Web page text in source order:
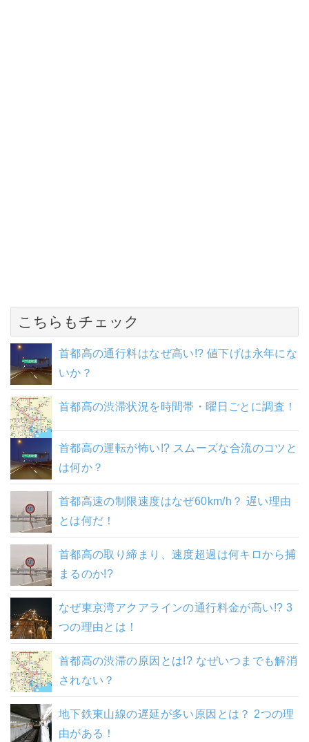
こちらもチェック
首都高の通行料はなぜ高い!? 値下げは永年にな
いか？
首都高の渋滞状況を時間帯・曜日ごとに調査！
首都高の運転が怖い!? スムーズな合流のコツと
は何か？
首都高速の制限速度はなぜ60km/h？ 遅い理由
とは何だ！
首都高の取り締まり、速度超過は何キロから捕
まるのか!?
なぜ東京湾アクアラインの通行料金が高い!? 3
つの理由とは！
首都高の渋滞の原因とは!? なぜいつまでも解消
されない？
地下鉄東山線の遅延が多い原因とは？ 2つの理
由がある！